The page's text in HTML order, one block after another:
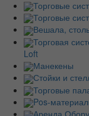
Торговые
Торговые
Вешала,
Торговая
Loft
Манекены
Стойки и
Торговые
Pos-